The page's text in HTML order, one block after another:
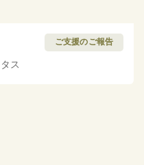
ご支援のご報告
ス